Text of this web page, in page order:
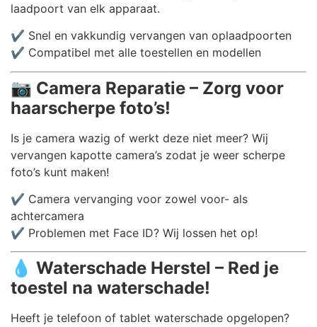
laadpoort van elk apparaat.
✔️ Snel en vakkundig vervangen van oplaadpoorten
✔️ Compatibel met alle toestellen en modellen
📷 Camera Reparatie – Zorg voor
haarscherpe foto’s!
Is je camera wazig of werkt deze niet meer? Wij
vervangen kapotte camera’s zodat je weer scherpe
foto’s kunt maken!
✔️ Camera vervanging voor zowel voor- als
achtercamera
✔️ Problemen met Face ID? Wij lossen het op!
💧 Waterschade Herstel – Red je
toestel na waterschade!
Heeft je telefoon of tablet waterschade opgelopen?